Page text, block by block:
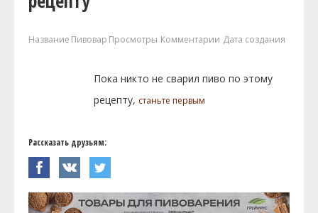
Название Пивовар Просмотры Комментарии Дата создания
Пока никто не сварил пиво по этому
рецепту, станьте первым
Рассказать друзьям: